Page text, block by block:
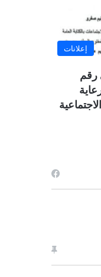
إعلانات